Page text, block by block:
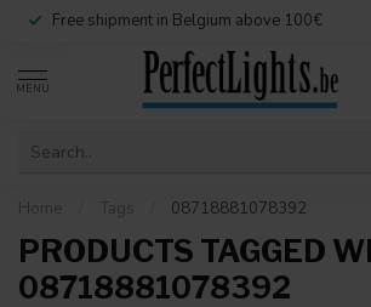
Free shipment in Belgium above 100€
MENU
Home Tags 08718881078392
PRODUCTS TAGGED
08718881078392